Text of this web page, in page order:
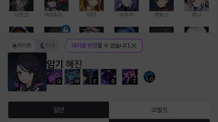
다르코 띠아 라우라 레녹스 레니
레온 루크 르노어
암기 혜진
Q W E R T D
라이트 다크 테마를 변경할 수 있습니다.
일반 코발트